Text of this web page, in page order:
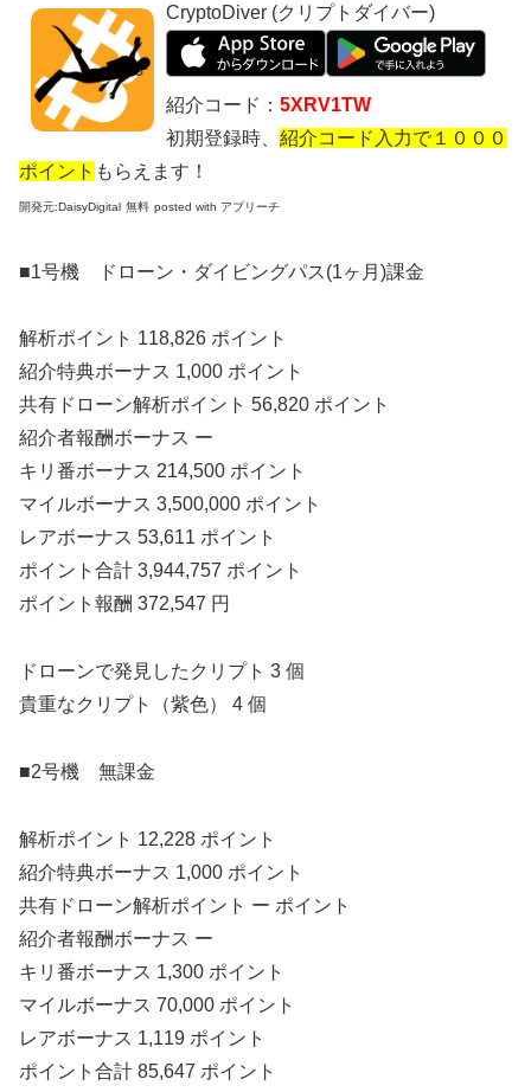
CryptoDiver (クリプトダイバー)
紹介コード： 5XRV1TW
初期登録時、 紹介コード入力で１０００
ポイント もらえます！
開発元:DaisyDigital 無料 posted with アプリーチ
■1号機 ドローン・ダイビングパス(1ヶ月)課金
解析ポイント 118,826 ポイント
紹介特典ボーナス 1,000 ポイント
共有ドローン解析ポイント 56,820 ポイント
紹介者報酬ボーナス ー
キリ番ボーナス 214,500 ポイント
マイルボーナス 3,500,000 ポイント
レアボーナス 53,611 ポイント
ポイント合計 3,944,757 ポイント
ポイント報酬 372,547 円
ドローンで発見したクリプト 3 個
貴重なクリプト（紫色） 4 個
■2号機 無課金
解析ポイント 12,228 ポイント
紹介特典ボーナス 1,000 ポイント
共有ドローン解析ポイント ー ポイント
紹介者報酬ボーナス ー
キリ番ボーナス 1,300 ポイント
マイルボーナス 70,000 ポイント
レアボーナス 1,119 ポイント
ポイント合計 85,647 ポイント